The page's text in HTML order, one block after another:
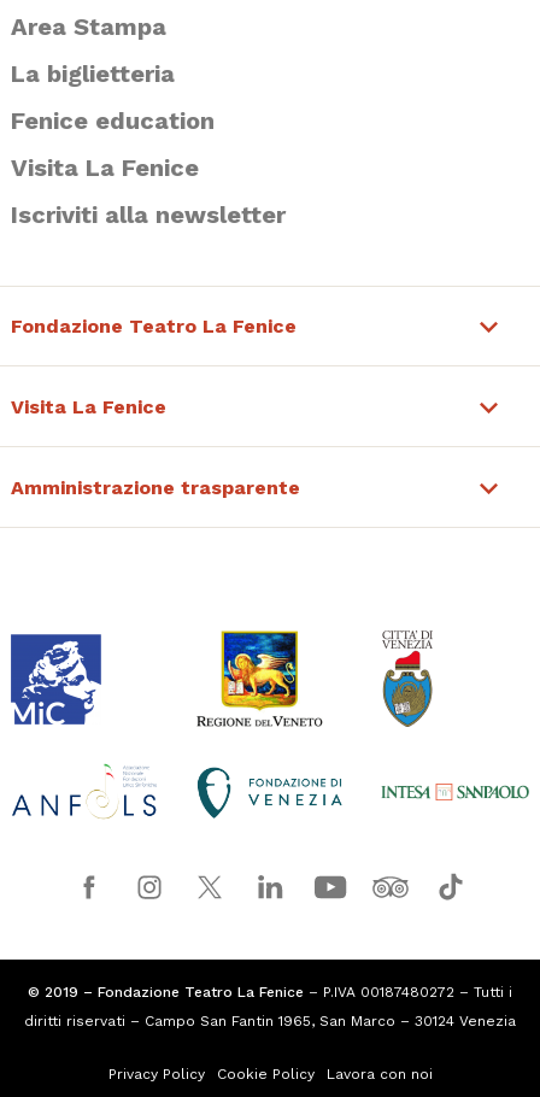
Area Stampa
La biglietteria
Fenice education
Visita La Fenice
Iscriviti alla newsletter
Fondazione Teatro La Fenice
Visita La Fenice
Amministrazione trasparente
© 2019 – Fondazione Teatro La Fenice – P.IVA 00187480272 – Tutti i
diritti riservati – Campo San Fantin 1965, San Marco – 30124 Venezia
Privacy Policy Cookie Policy
Lavora con noi